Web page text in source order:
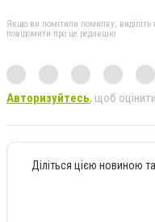
Якщо ви помітили помилку, виділіть
повідомити про це редакцію
Авторизуйтесь, щоб оцінити
Діліться цією новиною